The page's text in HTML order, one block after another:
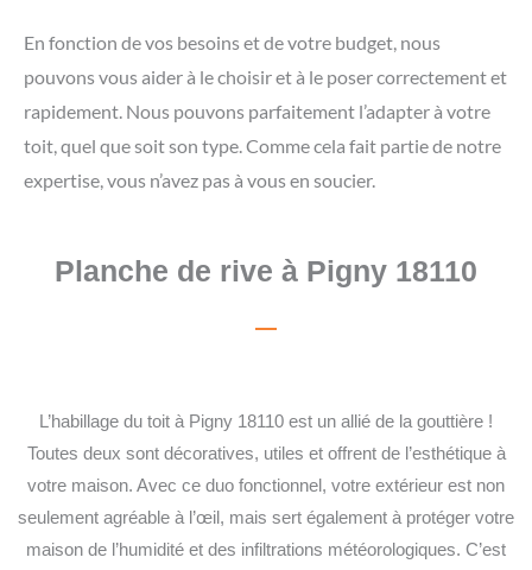
En fonction de vos besoins et de votre budget, nous
pouvons vous aider à le choisir et à le poser correctement et
rapidement. Nous pouvons parfaitement l’adapter à votre
toit, quel que soit son type. Comme cela fait partie de notre
expertise, vous n’avez pas à vous en soucier.
Planche de rive à Pigny 18110
L’habillage du toit à Pigny 18110 est un allié de la gouttière !
Toutes deux sont décoratives, utiles et offrent de l’esthétique à
votre maison. Avec ce duo fonctionnel, votre extérieur est non
seulement agréable à l’œil, mais sert également à protéger votre
maison de l’humidité et des infiltrations météorologiques. C’est